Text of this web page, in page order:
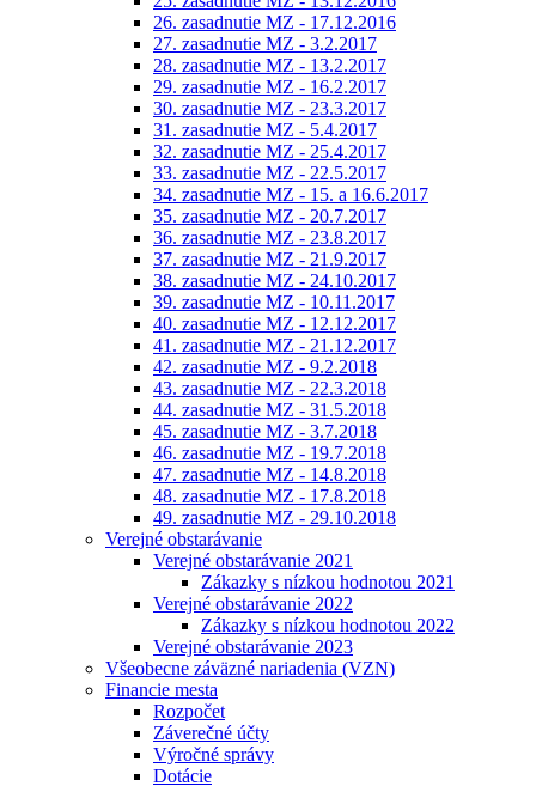
26. zasadnutie MZ - 17.12.2016
27. zasadnutie MZ - 3.2.2017
28. zasadnutie MZ - 13.2.2017
29. zasadnutie MZ - 16.2.2017
30. zasadnutie MZ - 23.3.2017
31. zasadnutie MZ - 5.4.2017
32. zasadnutie MZ - 25.4.2017
33. zasadnutie MZ - 22.5.2017
34. zasadnutie MZ - 15. a 16.6.2017
35. zasadnutie MZ - 20.7.2017
36. zasadnutie MZ - 23.8.2017
37. zasadnutie MZ - 21.9.2017
38. zasadnutie MZ - 24.10.2017
39. zasadnutie MZ - 10.11.2017
40. zasadnutie MZ - 12.12.2017
41. zasadnutie MZ - 21.12.2017
42. zasadnutie MZ - 9.2.2018
43. zasadnutie MZ - 22.3.2018
44. zasadnutie MZ - 31.5.2018
45. zasadnutie MZ - 3.7.2018
46. zasadnutie MZ - 19.7.2018
47. zasadnutie MZ - 14.8.2018
48. zasadnutie MZ - 17.8.2018
49. zasadnutie MZ - 29.10.2018
Verejné obstarávanie
Verejné obstarávanie 2021
Zákazky s nízkou hodnotou 2021
Verejné obstarávanie 2022
Zákazky s nízkou hodnotou 2022
Verejné obstarávanie 2023
Všeobecne záväzné nariadenia (VZN)
Financie mesta
Rozpočet
Záverečné účty
Výročné správy
Dotácie